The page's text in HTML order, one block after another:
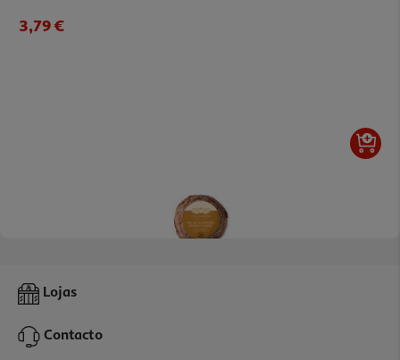
3,79 €
Pão Sem Glutén Pachamama Alfarroba Passas E Nozes 300g
3,79 €
Lojas
Contacto